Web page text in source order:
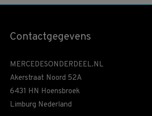
Contactgegevens
MERCEDESONDERDEEL.NL
Akerstraat Noord 52A
6431 HN Hoensbroek
Limburg Nederland